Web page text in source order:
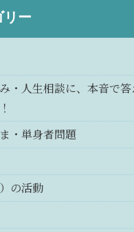
リー
・人生相談に、本音で
・単身者問題
の活動